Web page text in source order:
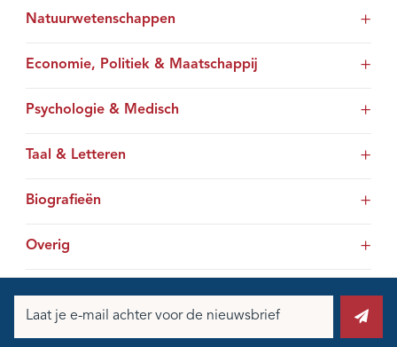
Natuurwetenschappen
Economie, Politiek & Maatschappij
Psychologie & Medisch
Taal & Letteren
Biografieën
Overig
mailadres